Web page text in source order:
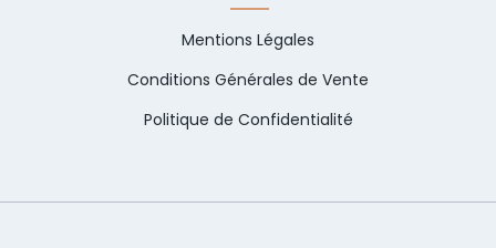
Mentions Légales
Conditions Générales de Vente
Politique de Confidentialité